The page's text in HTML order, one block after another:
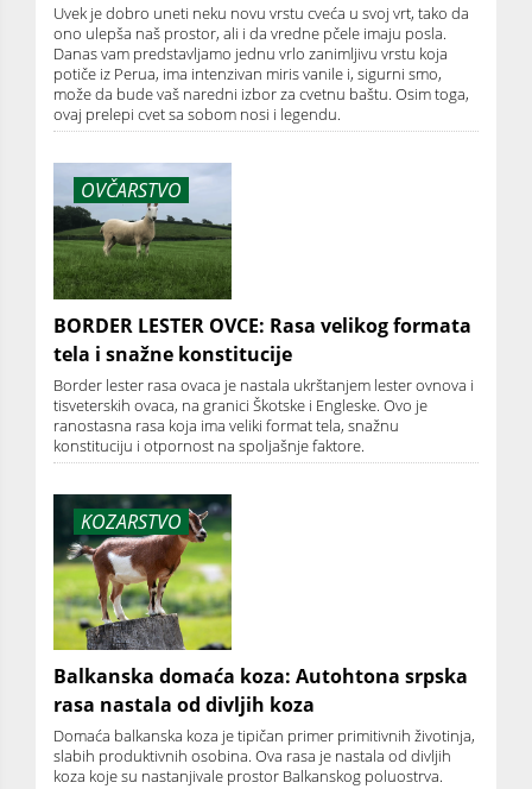
Uvek je dobro uneti neku novu vrstu cveća u svoj vrt, tako da
ono ulepša naš prostor, ali i da vredne pčele imaju posla.
Danas vam predstavljamo jednu vrlo zanimljivu vrstu koja
potiče iz Perua, ima intenzivan miris vanile i, sigurni smo,
može da bude vaš naredni izbor za cvetnu baštu. Osim toga,
ovaj prelepi cvet sa sobom nosi i legendu.
OVČARSTVO
BORDER LESTER OVCE: Rasa velikog formata
tela i snažne konstitucije
Border lester rasa ovaca je nastala ukrštanjem lester ovnova i
tisveterskih ovaca, na granici Škotske i Engleske. Ovo je
ranostasna rasa koja ima veliki format tela, snažnu
konstituciju i otpornost na spoljašnje faktore.
KOZARSTVO
Balkanska domaća koza: Autohtona srpska
rasa nastala od divljih koza
Domaća balkanska koza je tipičan primer primitivnih životinja,
slabih produktivnih osobina. Ova rasa je nastala od divljih
koza koje su nastanjivale prostor Balkanskog poluostrva.